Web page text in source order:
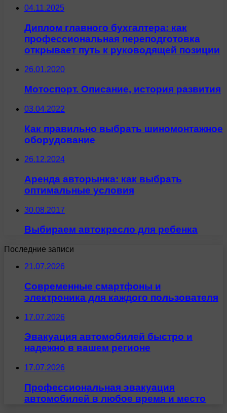
04.11.2025
Диплом главного бухгалтера: как
профессиональная переподготовка
открывает путь к руководящей позиции
26.01.2020
Мотоспорт. Описание, история развития
03.04.2022
Как правильно выбрать шиномонтажное
оборудование
26.12.2024
Аренда авторынка: как выбрать
оптимальные условия
30.08.2017
Выбираем автокресло для ребенка
Последние записи
21.07.2026
Современные смартфоны и
электроника для каждого пользователя
17.07.2026
Эвакуация автомобилей быстро и
надежно в вашем регионе
17.07.2026
Профессиональная эвакуация
автомобилей в любое время и место